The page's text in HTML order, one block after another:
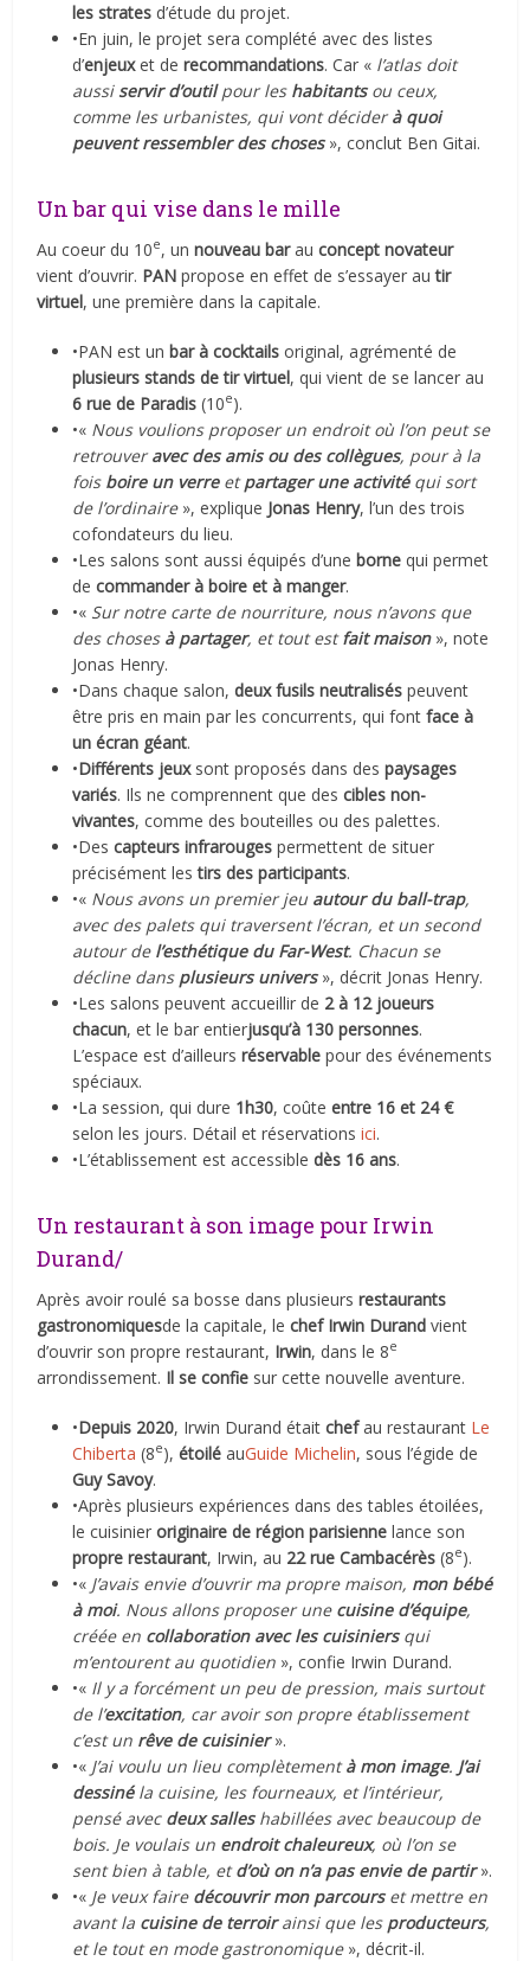
les strates d’étude du projet.
•En juin, le projet sera complété avec des listes
d’enjeuxet derecommandations. Car « l’atlas doit
aussi servir d’outilpour leshabitantsou ceux,
comme les urbanistes, qui vont déciderà quoi
peuvent ressembler des choses », conclut Ben Gitai.
Un bar qui vise dans le mille
Au coeur du 10e, unnouveau barauconcept novateur
vient d’ouvrir. PAN propose en effet de s’essayer autir
virtuel, une première dans la capitale.
•PAN est unbar à cocktails original, agrémenté de
plusieurs stands de tir virtuel, qui vient de se lancer au
6 rue de Paradis(10e).
•« Nous voulions proposer un endroit où l’on peut se
retrouveravec des amis ou des collègues, pour à la
foisboire un verreetpartager une activitéqui sort
de l’ordinaire», explique Jonas Henry, l’un des trois
cofondateurs du lieu.
•Les salons sont aussi équipés d’uneborne qui permet
decommander à boire et à manger.
•« Sur notre carte de nourriture, nous n’avons que
des choses à partager, et tout estfait maison», note
Jonas Henry.
•Dans chaque salon,deux fusils neutralisés peuvent
être pris en main par les concurrents, qui fontface à
un écran géant.
•Différents jeux sont proposés dans despaysages
variés. Ils ne comprennent que descibles non-
vivantes, comme des bouteilles ou des palettes.
•Descapteurs infrarouges permettent de situer
précisément les tirs des participants.
•« Nous avons un premier jeu autour du ball-trap,
avec des palets qui traversent l’écran, et un second
autour de l’esthétique du Far-West. Chacun se
décline dans plusieurs univers», décrit Jonas Henry.
•Les salons peuvent accueillir de 2 à 12 joueurs
chacun, et le bar entierjusqu’à 130 personnes.
L’espace est d’ailleurs réservable pour des événements
spéciaux.
•La session, qui dure 1h30, coûteentre 16 et 24 €
selon les jours. Détail et réservationsici.
•L’établissement est accessibledès 16 ans.
Un restaurant à son image pour Irwin
Durand/
Après avoir roulé sa bosse dans plusieursrestaurants
gastronomiquesde la capitale, lechef Irwin Durand vient
d’ouvrir son propre restaurant, Irwin, dans le 8e
arrondissement. Il se confie sur cette nouvelle aventure.
•Depuis 2020, Irwin Durand étaitchefau restaurant Le
Chiberta (8e),étoiléauGuide Michelin, sous l’égide de
Guy Savoy.
•Après plusieurs expériences dans des tables étoilées,
le cuisinieroriginaire de région parisienne lance son
propre restaurant, Irwin, au 22 rue Cambacérès (8e).
•« J’avais envie d’ouvrir ma propre maison, mon bébé
à moi. Nous allons proposer une cuisine d’équipe,
créée en collaboration avec les cuisiniersqui
m’entourent au quotidien », confie Irwin Durand.
•« Il y a forcément un peu de pression, mais surtout
de l’excitation, car avoir son propre établissement
c’est un rêve de cuisinier».
•« J’ai voulu un lieu complètementà mon image. J’ai
dessinéla cuisine, les fourneaux, et l’intérieur,
pensé avec deux salles habillées avec beaucoup de
bois. Je voulais un endroit chaleureux, où l’on se
sent bien à table, etd’où on n’a pas envie de partir».
•« Je veux fairedécouvrir mon parcourset mettre en
avant la cuisine de terroirainsi que les producteurs,
et le tout en mode gastronomique», décrit-il.